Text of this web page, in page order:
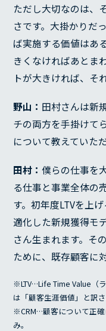
ただし大切なのは、
さです。大掛かりだ
ば実施する価値はあ
きくなければあとま
トが大きければ、そ
野山： 田村さんは新
チの両方を手掛けて
について教えていた
田村：僕らの仕事を
る仕事と事業全体の
す。初年度LTVを上
適化した新規獲得モ
さん生まれます。そ
ために、既存顧客に
※LTV…Life Time Value（
は「顧客生涯価値」と訳さ
※CRM…顧客について正
み。